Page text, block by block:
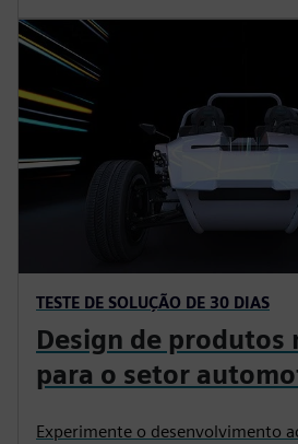
TESTE DE SOLUÇÃO DE 30 DIAS
Design de produtos
para o setor
Experimente o desenvolvimento